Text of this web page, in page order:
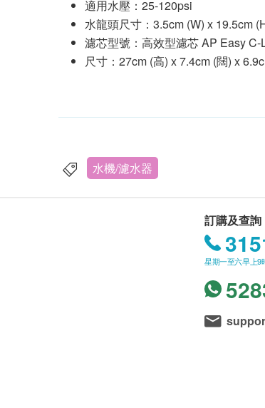
適用水壓：25-120psi
水龍頭尺寸：3.5cm (W) x 19.5cm
濾芯型號：高效型濾芯 AP Easy C-
尺寸：27cm (高) x 7.4cm (闊) x
水機/濾水器
訂購及查詢
星期一至六早上9